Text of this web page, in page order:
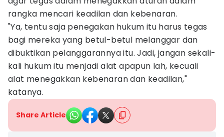
rangka mencari keadilan dan kebenaran.
"Ya, tentu saja penegakan hukum itu harus tegas
bagi mereka yang betul-betul melanggar dan
dibuktikan pelanggarannya itu. Jadi, jangan sekali-
kali hukum itu menjadi alat apapun lah, kecuali
alat menegakkan kebenaran dan keadilan,"
katanya.
Share Article